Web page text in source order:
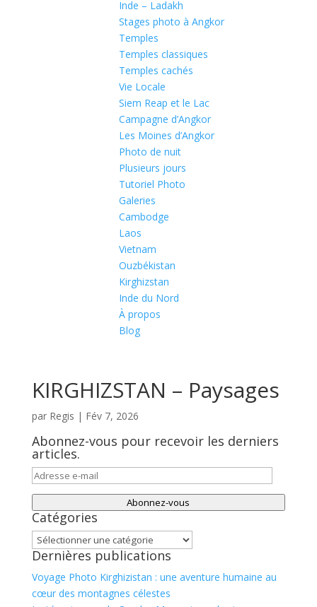
Inde – Ladakh
Stages photo à Angkor
Temples
Temples classiques
Temples cachés
Vie Locale
Siem Reap et le Lac
Campagne d’Angkor
Les Moines d’Angkor
Photo de nuit
Plusieurs jours
Tutoriel Photo
Galeries
Cambodge
Laos
Vietnam
Ouzbékistan
Kirghizstan
Inde du Nord
À propos
Blog
KIRGHIZSTAN – Paysages
par Regis | Fév 7, 2026
Abonnez-vous pour recevoir les derniers
articles.
Adresse
e-
mail
Abonnez-vous
Catégories
Catégories
Dernières publications
Voyage Photo Kirghizistan : une aventure humaine au
cœur des montagnes célestes